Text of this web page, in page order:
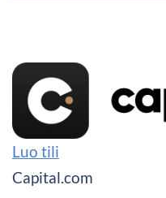
Luo tili
Capital.com